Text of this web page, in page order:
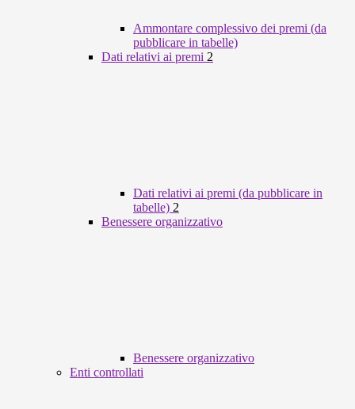
Ammontare complessivo dei premi (da
pubblicare in tabelle)
Dati relativi ai premi 2
Dati relativi ai premi (da pubblicare in
tabelle) 2
Benessere organizzativo
Benessere organizzativo
Enti controllati